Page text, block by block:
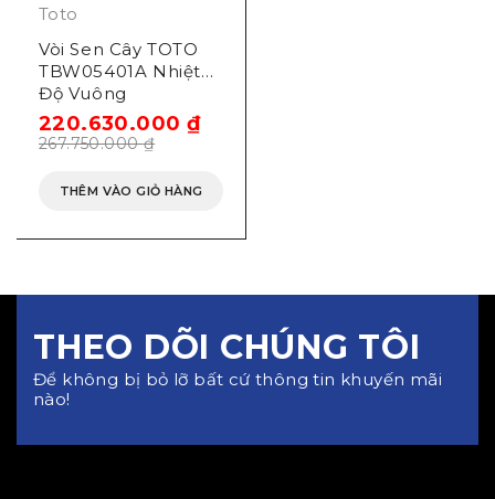
Toto
Vòi Sen Cây TOTO
TBW05401A Nhiệt
Độ Vuông
267.750.000₫
220.630.000 ₫
THÊM VÀO GIỎ HÀNG
THEO DÕI CHÚNG TÔI
Để không bị bỏ lỡ bất cứ thông tin khuyến mãi
nào!